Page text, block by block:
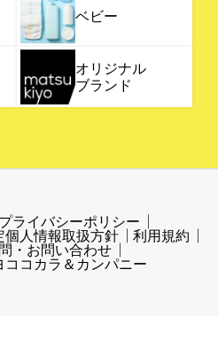
ベビー
オリジナル
ブランド
プライバシーポリシー
個人情報取扱方針
利用規約
・お問い合わせ
コカラ＆カンパニー